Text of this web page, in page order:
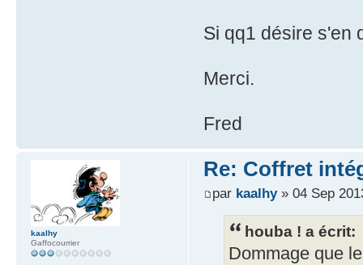
Si qq1 désire s'en
Merci.
Fred
Re: Coffret
par kaalhy» 04 Sep
houba ! a écrit:
Dommage que
kaalhy
Gaffocourrier